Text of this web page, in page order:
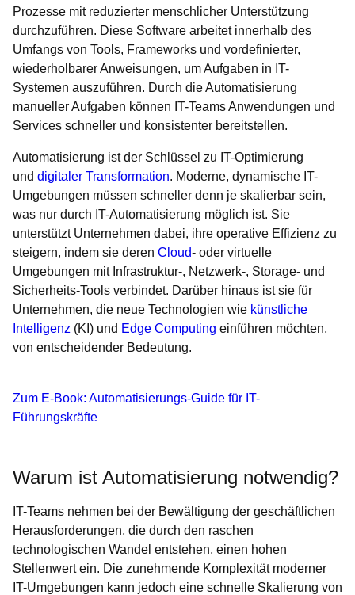
Prozesse mit reduzierter menschlicher Unterstützung
durchzuführen. Diese Software arbeitet innerhalb des
Umfangs von Tools, Frameworks und vordefinierter,
wiederholbarer Anweisungen, um Aufgaben in IT-
Systemen auszuführen. Durch die Automatisierung
manueller Aufgaben können IT-Teams Anwendungen und
Services schneller und konsistenter bereitstellen.
Automatisierung ist der Schlüssel zu IT-Optimierung
und digitaler Transformation. Moderne, dynamische IT-
Umgebungen müssen schneller denn je skalierbar sein,
was nur durch IT-Automatisierung möglich ist. Sie
unterstützt Unternehmen dabei, ihre operative Effizienz zu
steigern, indem sie deren Cloud- oder virtuelle
Umgebungen mit Infrastruktur-, Netzwerk-, Storage- und
Sicherheits-Tools verbindet. Darüber hinaus ist sie für
Unternehmen, die neue Technologien wie künstliche
Intelligenz (KI) und Edge Computing einführen möchten,
von entscheidender Bedeutung.
Zum E-Book: Automatisierungs-Guide für IT-
Führungskräfte
Warum ist Automatisierung notwendig?
IT-Teams nehmen bei der Bewältigung der geschäftlichen
Herausforderungen, die durch den raschen
technologischen Wandel entstehen, einen hohen
Stellenwert ein. Die zunehmende Komplexität moderner
IT-Umgebungen kann jedoch eine schnelle Skalierung von